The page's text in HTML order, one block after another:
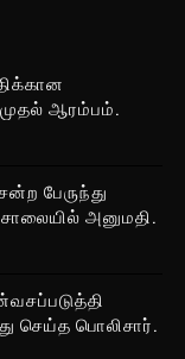
ஆரம்பம்.
பேருந்து
அனுமதி.
செய்த பொலிசார்.